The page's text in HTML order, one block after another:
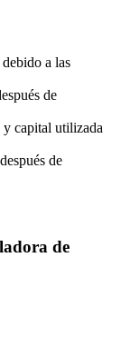
a las
de
y capital utilizada
de
de